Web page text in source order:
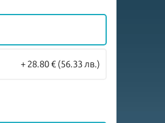
+ 28.80 € (56.33 лв.)